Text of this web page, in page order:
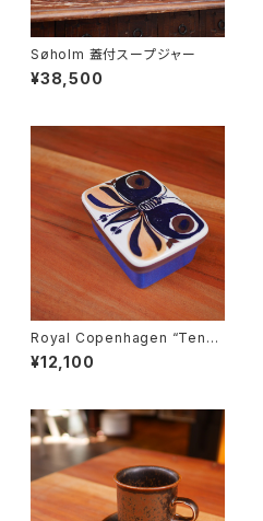
Søholm 蓋付スープジャー
¥38,500
Royal Copenhagen “Tener
a” Butter Case
¥12,100